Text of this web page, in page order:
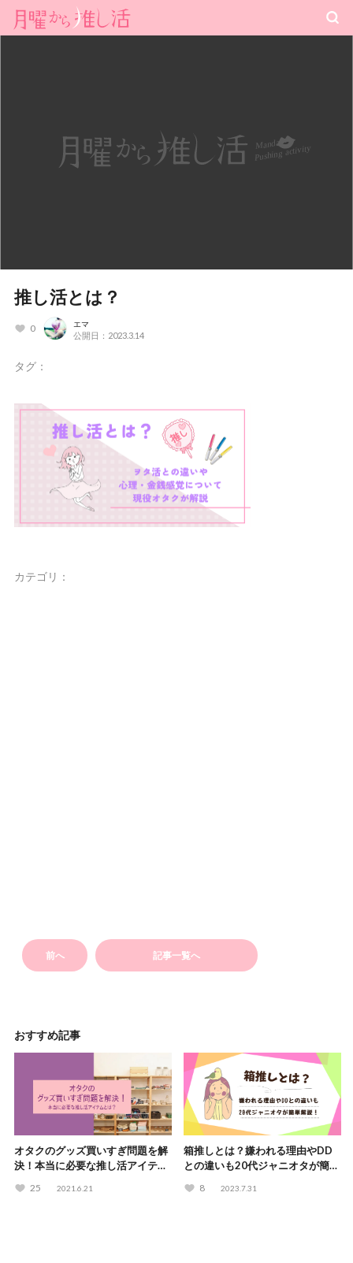
推し活とは？
0 エマ
公開日：2023.3.14
タグ：
カテゴリ：
前へ 記事一覧へ
おすすめ記事
オタクのグッズ買いすぎ問題を解
決！本当に必要な推し活アイテム
25 2021.6.21
箱推しとは？嫌われる理由やDD
との違いも20代ジャニオタが簡単
8 2023.7.31